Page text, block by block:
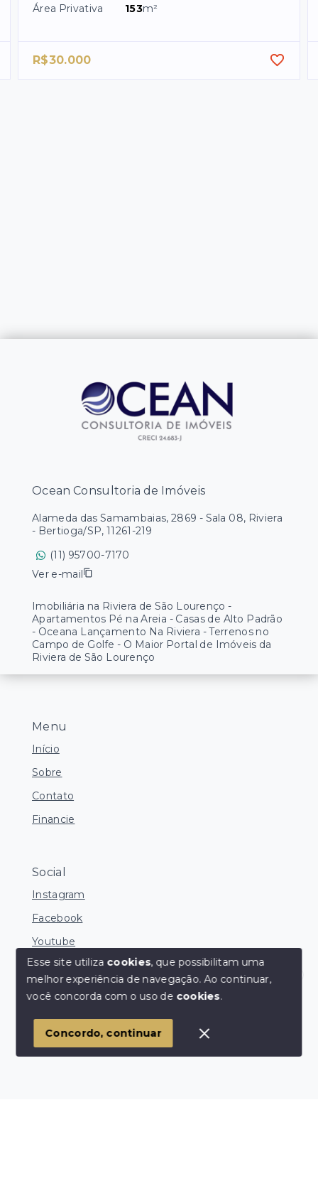
Área Privativa
153m²
R$30.000
Menu
Início
Sobre
Contato
Financie
Social
Instagram
Facebook
Youtube
© Copyright 2026 - Ocean Consultoria de Imóveis -
SITE PARA IMOBILIARIA
Ocean Consultoria de Imóveis
Alameda das Samambaias, 2869 - Sala 08, Riviera
- Bertioga/SP, 11261-219
(11) 95700-7170
Ver e-mail
Imobiliária na Riviera de São Lourenço -
Apartamentos Pé na Areia - Casas de Alto Padrão
- Oceana Lançamento Na Riviera - Terrenos no
Campo de Golfe - O Maior Portal de Imóveis da
Riviera de São Lourenço
Corretores Online
Esse site utiliza cookies, que possibilitam uma
melhor experiência de navegação.Ao continuar,
você concorda com o uso de cookies.
Concordo, continuar